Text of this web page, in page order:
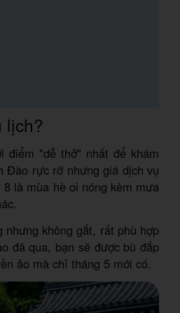
lịch?
điểm "dễ thở" nhất để khám
Đào rực rỡ nhưng giá dịch vụ
là mùa hè oi nóng kèm mưa
không gắt, rất phù hợp
đã qua, bạn sẽ được bù đắp
ảo mà chỉ tháng 5 mới có.